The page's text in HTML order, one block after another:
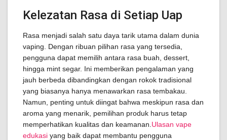
Kelezatan Rasa di Setiap Uap
Rasa menjadi salah satu daya tarik utama dalam dunia
vaping. Dengan ribuan pilihan rasa yang tersedia,
pengguna dapat memilih antara rasa buah, dessert,
hingga mint segar. Ini memberikan pengalaman yang
jauh berbeda dibandingkan dengan rokok tradisional
yang biasanya hanya menawarkan rasa tembakau.
Namun, penting untuk diingat bahwa meskipun rasa dan
aroma yang menarik, pemilihan produk harus tetap
memperhatikan kualitas dan keamanan. Ulasan vape
edukasi yang baik dapat membantu pengguna